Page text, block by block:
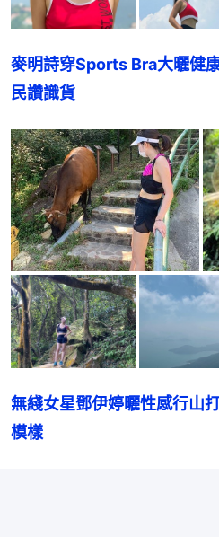
麥明詩穿Sports Bra大曬健
民讚識貨
無綫女星鄧伊婷曬性感行山
模樣